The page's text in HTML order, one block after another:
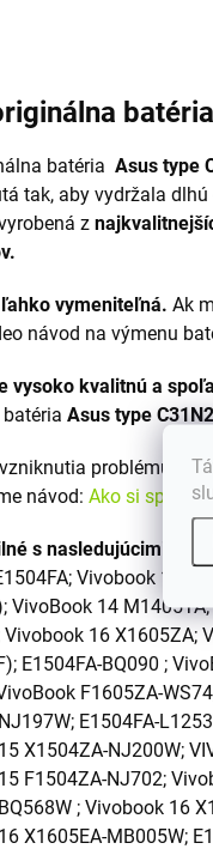
batéria Asus type
tak, aby vydržala
z
vymeniteľná. Ak
návod na výmenu
vysoko kvalitnú a
Asus type
problému s
návod: Ako si
s nasledujúcimi
Vivobook 16
VivoBook 14
Vivobook 16 X1605ZA;
E1504FA-BQ090 ;
F1605ZA-
E1504FA-
X1504ZA-NJ200W;
F1504ZA-NJ702;
; Vivobook 16
X1605EA-MB005W;